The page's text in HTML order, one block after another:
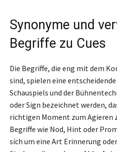
Synonyme und
Begriffe zu Cues
Die Begriffe, die eng mit dem
sind, spielen eine
Schauspiels und der
oder Sign bezeichnet werden,
richtigen Moment zum Agieren
Begriffe wie Nod, Hint oder
sich um eine Art Erinnerung